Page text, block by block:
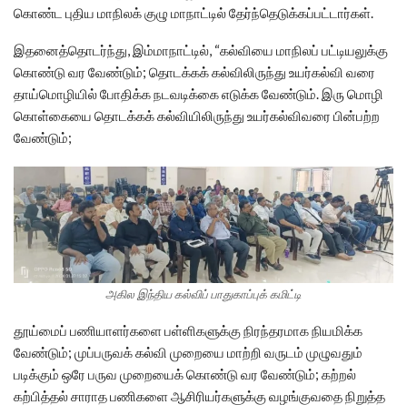
கொண்ட புதிய மாநிலக் குழு மாநாட்டில் தேர்ந்தெடுக்கப்பட்டார்கள்.
இதனைத்தொடர்ந்து, இம்மாநாட்டில், “கல்வியை மாநிலப் பட்டியலுக்கு
கொண்டு வர வேண்டும்; தொடக்கக் கல்விலிருந்து உயர்கல்வி வரை
தாய்மொழியில் போதிக்க நடவடிக்கை எடுக்க வேண்டும். இரு மொழி
கொள்கையை தொடக்கக் கல்வியிலிருந்து உயர்கல்விவரை பின்பற்ற
வேண்டும்;
அகில இந்திய கல்விப் பாதுகாப்புக் கமிட்டி
தூய்மைப் பணியாளர்களை பள்ளிகளுக்கு நிரந்தரமாக நியமிக்க
வேண்டும்; முப்பருவக் கல்வி முறையை மாற்றி வருடம் முழுவதும்
படிக்கும் ஒரே பருவ முறையைக் கொண்டு வர வேண்டும்; கற்றல்
கற்பித்தல் சாராத பணிகளை ஆசிரியர்களுக்கு வழங்குவதை நிறுத்த